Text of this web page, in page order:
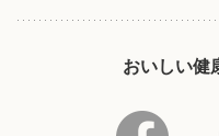
おいしい健